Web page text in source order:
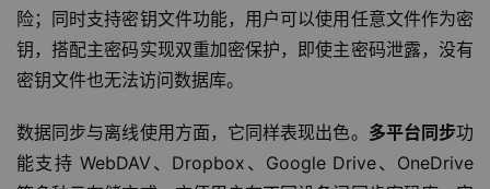
险；同时支持密钥文件功能，用户可以使用任意文件作为密
钥，搭配主密码实现双重加密保护，即使主密码泄露，没有
密钥文件也无法访问数据库。
数据同步与离线使用方面，它同样表现出色。 多平台同步功
能支持 WebDAV、Dropbox、Google Drive、OneDrive